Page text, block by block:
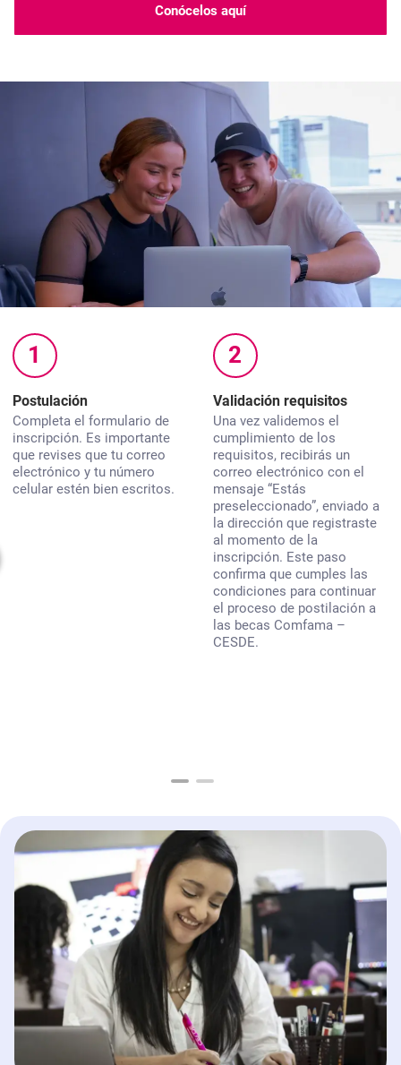
Conócelos aquí
1
Postulación
Completa el formulario de
inscripción. Es importante
que revises que tu correo
electrónico y tu número
celular estén bien escritos.
2
Validación requisitos
Una vez validemos el
cumplimiento de los
requisitos, recibirás un
correo electrónico con el
mensaje “Estás
preseleccionado”, enviado a
la dirección que registraste
al momento de la
inscripción. Este paso
confirma que cumples las
condiciones para continuar
el proceso de postilación a
las becas Comfama –
CESDE.